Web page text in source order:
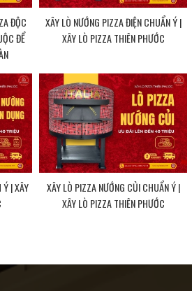
ĐỘC
ĐỂ
XÂY LÒ NƯỚNG PIZZA ĐIỆN CHUẨN Ý |
XÂY LÒ PIZZA THIÊN PHƯỚC
Ý | XÂY
XÂY LÒ PIZZA NƯỚNG CỦI CHUẨN Ý |
XÂY LÒ PIZZA THIÊN PHƯỚC